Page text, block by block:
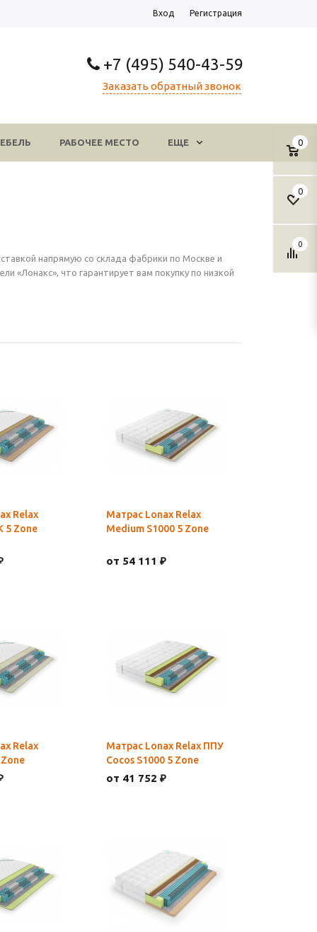
Вход Регистрация
+7 (495) 540-43-59
Заказать обратный звонок
0
0
0
РАБОЧЕЕ МЕСТО ЕЩЕ
напрямую со склада фабрики по Москве и
«Лонакс», что гарантирует вам покупку по низкой
Relax
5 Zone
Матрас Lonax Relax
Medium S1000 5 Zone
от 54 111 ₽
Relax
Матрас Lonax Relax ППУ
Cocos S1000 5 Zone
от 41 752 ₽